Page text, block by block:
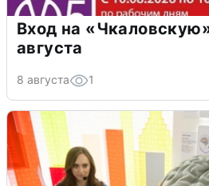
Вход на
августа
8 августа 1